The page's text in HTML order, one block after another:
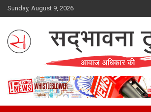
Skip
to
Sunday, August 9, 2026
Sadbhawna Today